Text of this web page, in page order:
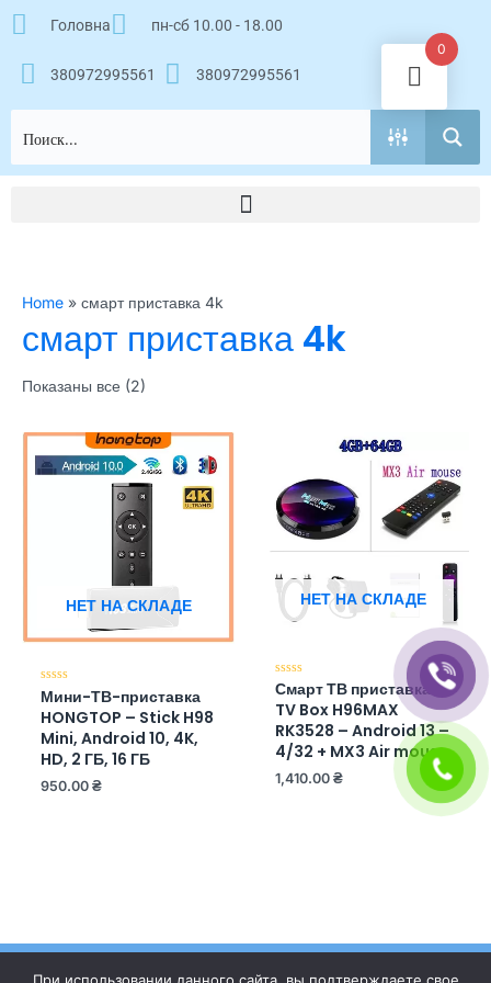
Перейти
Головна пн-сб 10.00 - 18.00
380972995561 380972995561
Home » смарт приставка 4k
смарт приставка 4k
Показаны все (2)
НЕТ НА СКЛАДЕ
Оценка
0
из
5
Мини-ТВ-приставка
HONGTOP – Stick H98
Mini, Android 10, 4K,
HD, 2 ГБ, 16 ГБ
950.00 ₴
НЕТ НА СКЛАДЕ
Оценка
0
из
5
Смарт ТВ приставка
TV Box H96MAX
RK3528 – Android 13 –
4/32 + MX3 Air mouse
1,410.00 ₴
0